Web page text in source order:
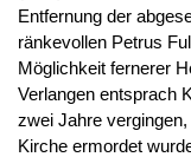
Entfernung der
ränkevollen Petrus
Möglichkeit fernerer
Verlangen entsprach
zwei Jahre
Kirche ermordet